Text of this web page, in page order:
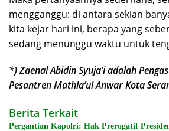
mengganggu: di antara sekian
kita kejar hari ini, berapa yang
sedang menunggu waktu untuk
*) Zaenal Abidin Syuja’i adalah
Pesantren Mathla’ul Anwar Kota
Berita Terkait
Pergantian Kapolri: Hak Prerogatif